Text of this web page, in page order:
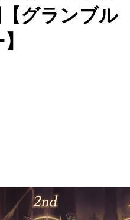
グランブル